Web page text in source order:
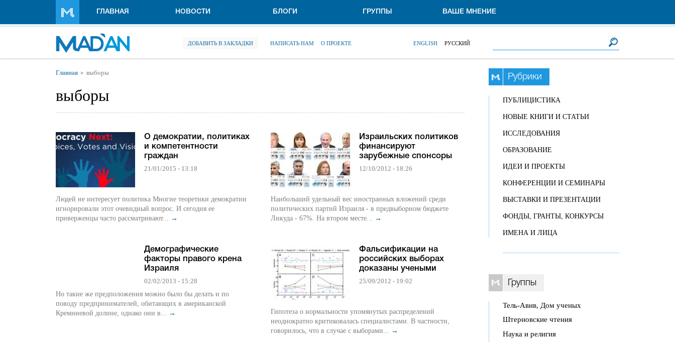
ГЛАВНАЯ НОВОСТИ БЛОГИ ГРУППЫ ВАШЕ МНЕНИЕ
ДОБАВИТЬ В ЗАКЛАДКИ НАПИСАТЬ НАМ О ПРОЕКТЕ ENGLISH РУССКИЙ
Вы здесь
Главная выборы
выборы
О демократии, политиках
и компетентности
граждан
21/01/2015 - 13:18
Людей не интересует политика Многие теоретики демократии
игнорировали этот очевидный вопрос. И сегодня ее
приверженцы часто рассматривают... →
Демографические
факторы правого крена
Израиля
02/02/2013 - 15:28
Но такие же предположения можно было бы делать и по
поводу предпринимателей, обитающих в американской
Кремниевой долине, однако они в...
→
Израильских политиков
финансируют
зарубежные спонсоры
12/10/2012 - 18:26
Наибольший удельный вес иностранных вложений среди
политических партий Израиля - в предвыборном бюджете
Ликуда - 67%. На втором месте... →
Фальсификации на
российских выборах
доказаны учеными
25/09/2012 - 19:02
Гипотеза о нормальности упомянутых распределений
неоднократно критиковалась специалистами. В частности,
говорилось, что в случае с выборами... →
Рубрики
ПУБЛИЦИСТИКА
НОВЫЕ КНИГИ И СТАТЬИ
ИССЛЕДОВАНИЯ
ОБРАЗОВАНИЕ
ИДЕИ И ПРОЕКТЫ
КОНФЕРЕНЦИИ И СЕМИНАРЫ
ВЫСТАВКИ И ПРЕЗЕНТАЦИИ
ФОНДЫ, ГРАНТЫ, КОНКУРСЫ
ИМЕНА И ЛИЦА
Группы
Тель-Авив, Дом ученых
Штерновские чтения
Наука и религия